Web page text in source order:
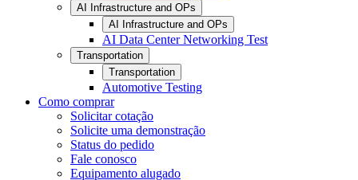
AI Infrastructure and OPs
AI Infrastructure and OPs
AI Data Center Networking Test
Transportation
Transportation
Automotive Testing
Como comprar
Solicitar cotação
Solicite uma demonstração
Status do pedido
Fale conosco
Equipamento alugado